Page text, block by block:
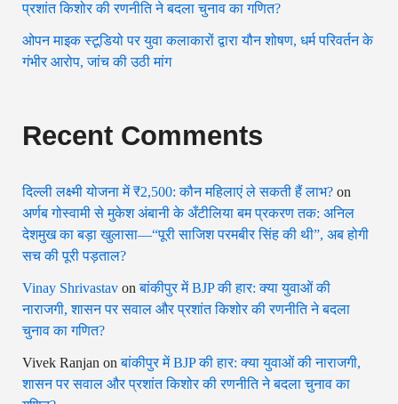
प्रशांत किशोर की रणनीति ने बदला चुनाव का गणित?
ओपन माइक स्टूडियो पर युवा कलाकारों द्वारा यौन शोषण, धर्म परिवर्तन के
गंभीर आरोप, जांच की उठी मांग
Recent Comments
दिल्ली लक्ष्मी योजना में ₹2,500: कौन महिलाएं ले सकती हैं लाभ? on
अर्णब गोस्वामी से मुकेश अंबानी के अँटीलिया बम प्रकरण तक: अनिल
देशमुख का बड़ा खुलासा—“पूरी साजिश परमबीर सिंह की थी”, अब होगी
सच की पूरी पड़ताल?
Vinay Shrivastav onबांकीपुर में BJP की हार: क्या युवाओं की
नाराजगी, शासन पर सवाल और प्रशांत किशोर की रणनीति ने बदला
चुनाव का गणित?
Vivek Ranjan onबांकीपुर में BJP की हार: क्या युवाओं की नाराजगी,
शासन पर सवाल और प्रशांत किशोर की रणनीति ने बदला चुनाव का